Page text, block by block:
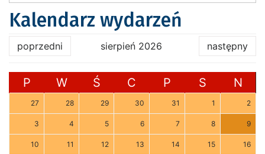
Kalendarz wydarzeń
poprzedni sierpień 2026 następny
P W Ś C P S N
27 28 29 30 31 1 2
3 4 5 6 7 8 9
10 11 12 13 14 15 16